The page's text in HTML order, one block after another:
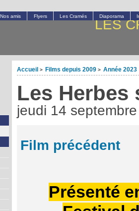
LES
Accueil > Films depuis 2009 > Année 2023
Les Herbes
jeudi 14
Film précédent
Présenté
Nos amis Flyers Les Cramés Diaporama